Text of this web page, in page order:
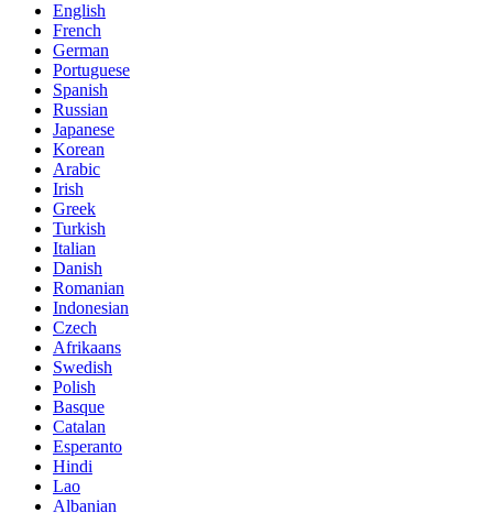
English
French
German
Portuguese
Spanish
Russian
Japanese
Korean
Arabic
Irish
Greek
Turkish
Italian
Danish
Romanian
Indonesian
Czech
Afrikaans
Swedish
Polish
Basque
Catalan
Esperanto
Hindi
Lao
Albanian